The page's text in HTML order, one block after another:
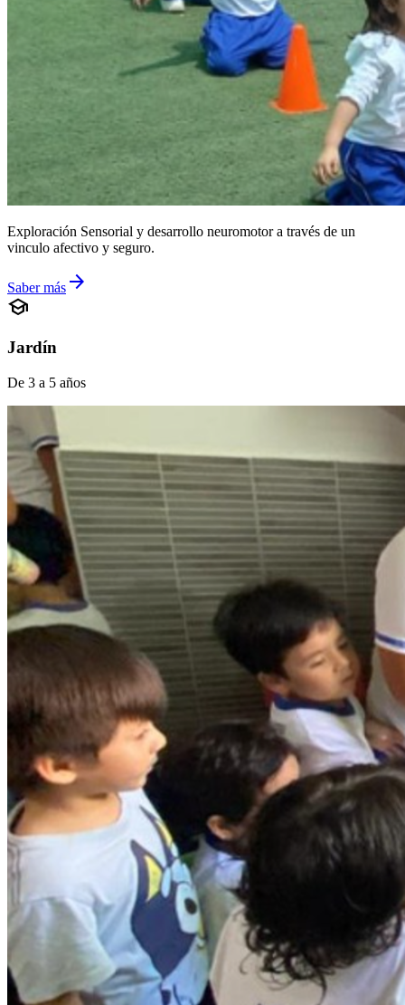
Exploración Sensorial y desarrollo neuromotor a través de un
vinculo afectivo y seguro.
Saber más arrow_forward
school
Jardín
De 3 a 5 años